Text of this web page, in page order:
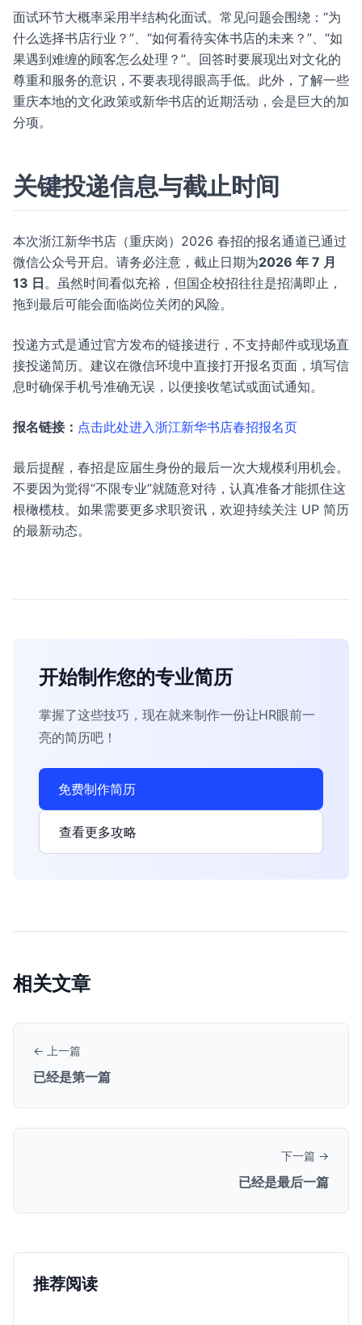
面试环节大概率采用半结构化面试。常见问题会围绕：“为
什么选择书店行业？”、“如何看待实体书店的未来？”、“如
果遇到难缠的顾客怎么处理？”。回答时要展现出对文化的
尊重和服务的意识，不要表现得眼高手低。此外，了解一些
重庆本地的文化政策或新华书店的近期活动，会是巨大的加
分项。
关键投递信息与截止时间
本次浙江新华书店（重庆岗）2026 春招的报名通道已通过
微信公众号开启。请务必注意，截止日期为2026 年 7 月
13 日。虽然时间看似充裕，但国企校招往往是招满即止，
拖到最后可能会面临岗位关闭的风险。
投递方式是通过官方发布的链接进行，不支持邮件或现场直
接投递简历。建议在微信环境中直接打开报名页面，填写信
息时确保手机号准确无误，以便接收笔试或面试通知。
报名链接： 点击此处进入浙江新华书店春招报名页
最后提醒，春招是应届生身份的最后一次大规模利用机会。
不要因为觉得“不限专业”就随意对待，认真准备才能抓住这
根橄榄枝。如果需要更多求职资讯，欢迎持续关注 UP 简历
的最新动态。
开始制作您的专业简历
掌握了这些技巧，现在就来制作一份让HR眼前一
亮的简历吧！
免费制作简历
查看更多攻略
相关文章
← 上一篇
已经是第一篇
下一篇 →
已经是最后一篇
推荐阅读